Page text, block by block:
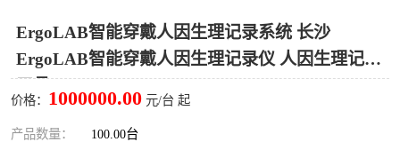
ErgoLAB智能穿戴人因生理记录系统 长沙
ErgoLAB智能穿戴人因生理记录仪 人因生理记录
价格： 1000000.00 元/台 起
产品数量： 100.00台